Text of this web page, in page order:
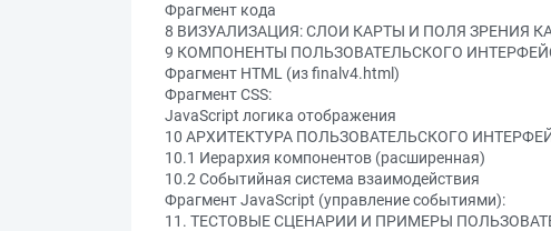
Фрагмент кода
8 ВИЗУАЛИЗАЦИЯ: СЛОИ КАРТЫ И ПОЛЯ ЗРЕНИЯ
9 КОМПОНЕНТЫ ПОЛЬЗОВАТЕЛЬСКОГО
Фрагмент HTML (из finalv4.html)
Фрагмент CSS:
JavaScript логика отображения
10 АРХИТЕКТУРА ПОЛЬЗОВАТЕЛЬСКОГО
10.1 Иерархия компонентов (расширенная)
10.2 Событийная система взаимодействия
Фрагмент JavaScript (управление событиями):
11. ТЕСТОВЫЕ СЦЕНАРИИ И ПРИМЕРЫ